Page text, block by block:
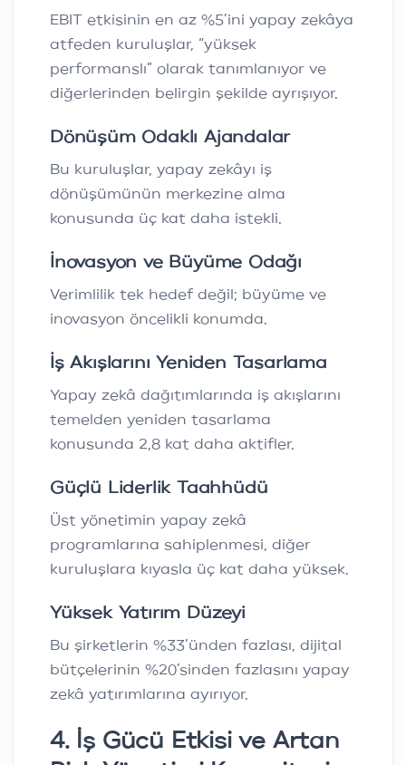
EBIT etkisinin en az %5’ini yapay zekâya
atfeden kuruluşlar, “yüksek
performanslı” olarak tanımlanıyor ve
diğerlerinden belirgin şekilde ayrışıyor.
Dönüşüm Odaklı Ajandalar
Bu kuruluşlar, yapay zekâyı iş
dönüşümünün merkezine alma
konusunda üç kat daha istekli.
İnovasyon ve Büyüme Odağı
Verimlilik tek hedef değil; büyüme ve
inovasyon öncelikli konumda.
İş Akışlarını Yeniden Tasarlama
Yapay zekâ dağıtımlarında iş akışlarını
temelden yeniden tasarlama
konusunda 2,8 kat daha aktifler.
Güçlü Liderlik Taahhüdü
Üst yönetimin yapay zekâ
programlarına sahiplenmesi, diğer
kuruluşlara kıyasla üç kat daha yüksek.
Yüksek Yatırım Düzeyi
Bu şirketlerin %33’ünden fazlası, dijital
bütçelerinin %20’sinden fazlasını yapay
zekâ yatırımlarına ayırıyor.
4. İş Gücü Etkisi ve Artan